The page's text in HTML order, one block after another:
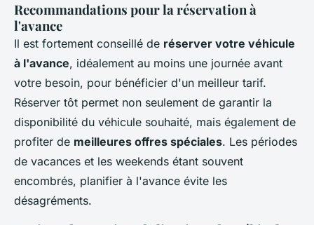
Recommandations pour la réservation à
l'avance
Il est fortement conseillé de réserver votre véhicule
à l'avance, idéalement au moins une journée avant
votre besoin, pour bénéficier d'un meilleur tarif.
Réserver tôt permet non seulement de garantir la
disponibilité du véhicule souhaité, mais également de
profiter de meilleures offres spéciales. Les périodes
de vacances et les weekends étant souvent
encombrés, planifier à l'avance évite les
désagréments.